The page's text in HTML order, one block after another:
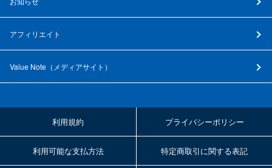
アフィリエイト
Value Note（ メディアサイト ）
利用規約 プライバシーポリシー
利用可能な支払方法 特定商取引に関する表記